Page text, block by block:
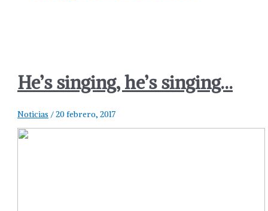
He’s singing, he’s singing…
Noticias /20 febrero, 2017